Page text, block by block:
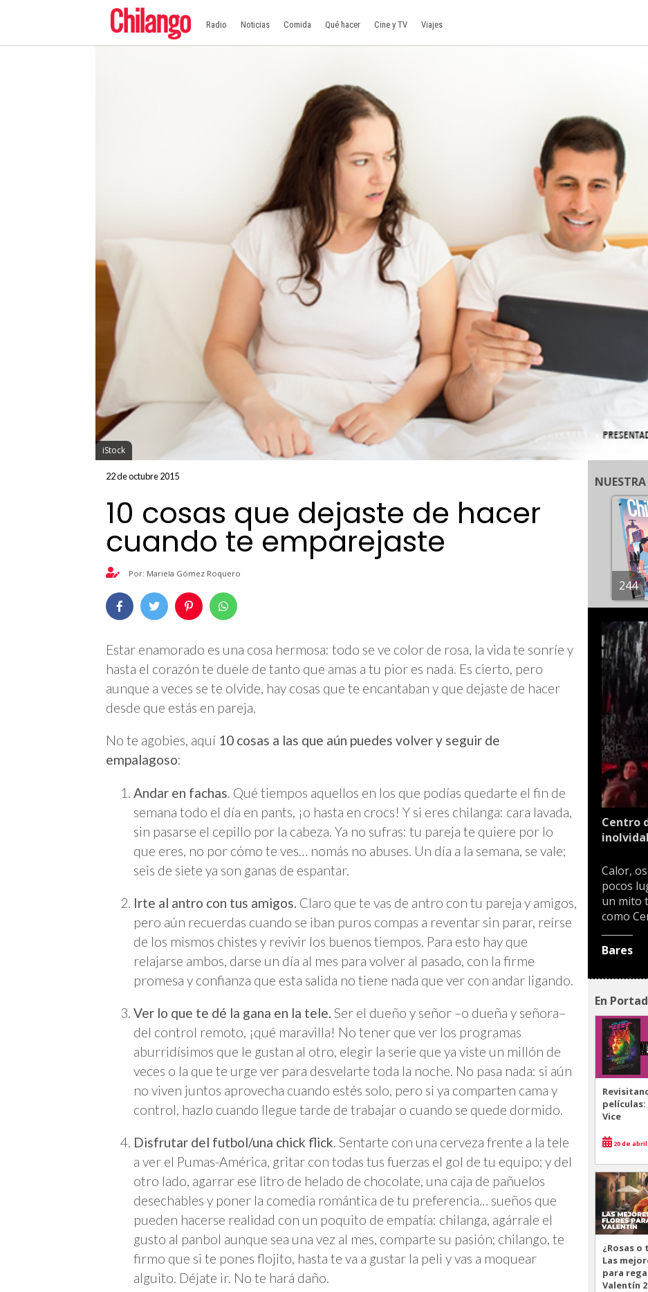
Radio Noticias Comida Qué hacer Cine y TV Viajes
iStock
22 de octubre 2015
10 cosas que dejaste de hacer
cuando te emparejaste
Por: Mariela Gómez Roquero
Estar enamorado es una cosa hermosa: todo se ve color de rosa, la vida te sonríe y
hasta el corazón te duele de tanto que amas a tu pior es nada. Es cierto, pero
aunque a veces se te olvide, hay cosas que te encantaban y que dejaste de hacer
desde que estás en pareja.
No te agobies, aquí 10 cosas a las que aún puedes volver y seguir de
empalagoso:
Andar en fachas . Qué tiempos aquellos en los que podías quedarte el fin de
semana todo el día en pants, ¡o hasta en crocs! Y si eres chilanga: cara lavada,
sin pasarse el cepillo por la cabeza. Ya no sufras: tu pareja te quiere por lo
que eres, no por cómo te ves… nomás no abuses. Un día a la semana, se vale;
seis de siete ya son ganas de espantar.
Irte al antro con tus amigos. Claro que te vas de antro con tu pareja y amigos,
pero aún recuerdas cuando se iban puros compas a reventar sin parar, reírse
de los mismos chistes y revivir los buenos tiempos. Para esto hay que
relajarse ambos, darse un día al mes para volver al pasado, con la firme
promesa y confianza que esta salida no tiene nada que ver con andar ligando.
Ver lo que te dé la gana en la tele. Ser el dueño y señor –o dueña y señora–
del control remoto, ¡qué maravilla! No tener que ver los programas
aburridísimos que le gustan al otro, elegir la serie que ya viste un millón de
veces o la que te urge ver para desvelarte toda la noche. No pasa nada: si aún
no viven juntos aprovecha cuando estés solo, pero si ya comparten cama y
control, hazlo cuando llegue tarde de trabajar o cuando se quede dormido.
Disfrutar del futbol/una chick flick. Sentarte con una cerveza frente a la tele
a ver el Pumas-América, gritar con todas tus fuerzas el gol de tu equipo; y del
otro lado, agarrar ese litro de helado de chocolate, una caja de pañuelos
desechables y poner la comedia romántica de tu preferencia… sueños que
pueden hacerse realidad con un poquito de empatía: chilanga, agárrale el
gusto al panbol aunque sea una vez al mes, comparte su pasión; chilango, te
firmo que si te pones flojito, hasta te va a gustar la peli y vas a moquear
alguito. Déjate ir. No te hará daño.
244
Centro
Calor,
pocos
un mito
como
Bares
En
Vice
20 de abril
¿Rosas o
Las
para
Valentín